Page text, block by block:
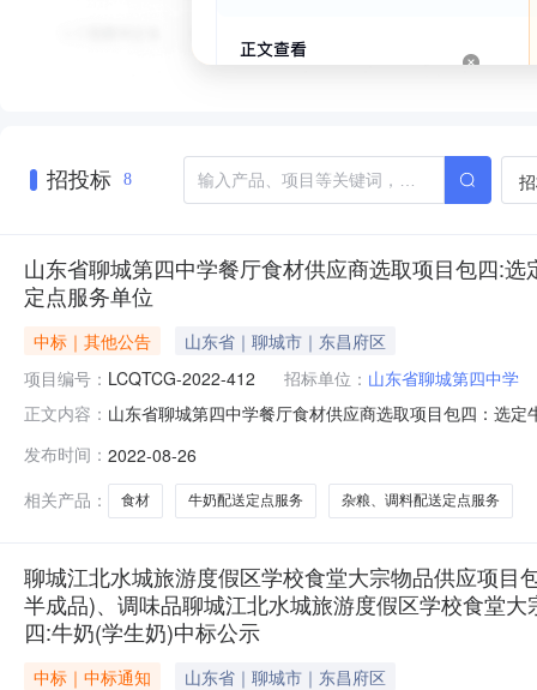
招投标 8
山东省聊城第四中学餐厅食材供应商选取项目包四:
定点服务单位
中标｜其他公告
山东省｜聊城市｜东昌府区
项目编号： LCQTCG-2022-412 招标单位： 山东省聊城第四中学
正文内容： 山东省聊城第四中学餐厅食材供应商选取项目包四：选
18563517986采购代理机构：山东正信招标有限责任公
餐厅食材供应商选取
发布时间： 2022-08-26
相关产品：
食材 牛奶配送定点服务 杂粮、调料配送定点服务
聊城江北水城旅游度假区学校食堂大宗物品供应项
半成品)、调味品聊城江北水城旅游度假区学校食堂
四:牛奶(学生奶)中标公示
中标｜中标通知
山东省｜聊城市｜东昌府区